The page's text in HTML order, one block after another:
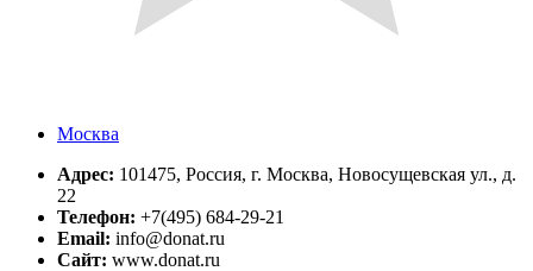
Москва
Адрес: 101475, Россия, г. Москва, Новосущевская ул., д.
22
Телефон: +7(495) 684-29-21
Email: info@donat.ru
Сайт: www.donat.ru